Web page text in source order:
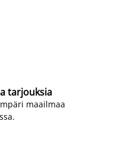
tarjouksia
maailmaa